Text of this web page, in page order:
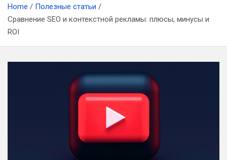
Home
Полезные статьи
Сравнение SEO и контекстной рекламы: плюсы, минусы и
ROI